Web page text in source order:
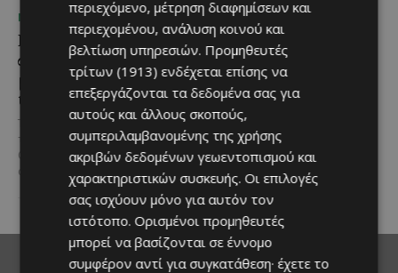
ΜΈΝΟΥΜΕ ΕΝΗΜΕΡΩΜΈΝΟΙ
Η Arla Protein
συνεχίζει να καινοτομεί
με το Arla Protein Food
to Go.
Το πλήρες γεύμα που ακολουθεί
τον ρυθμό της σύγχρονης ζωής.
Οι σύγχρονοι ρυθμοί της ζωής
αλλάζουν τον τρόπο που...
ΜΈΝΟΥΜΕ ΕΝΗΜΕΡΩΜΈΝΟΙ
Νέος Γενικός Διευθυντής
του Hilton Nicosia ο
Ilio Rodoni
Καθήκοντα Γενικού Διευθυντή
στο Hilton Nicosia αναλαμβάνει ο
Ilio Rodoni, παίρνοντας τη
σκυτάλη από τον κ. Εύρο
Στυλιανού,...
περιεχόμενο, μέτρηση διαφημίσεων και
περιεχομένου, ανάλυση κοινού και
βελτίωση υπηρεσιών. Προμηθευτές
τρίτων (1913) ενδέχεται επίσης να
επεξεργάζονται τα δεδομένα σας για
αυτούς και άλλους σκοπούς,
συμπεριλαμβανομένης της χρήσης
ακριβών δεδομένων γεωεντοπισμού και
χαρακτηριστικών συσκευής. Οι επιλογές
σας ισχύουν μόνο για αυτόν τον
ιστότοπο. Ορισμένοι προμηθευτές
μπορεί να βασίζονται σε έννομο
συμφέρον αντί για συγκατάθεση· έχετε το